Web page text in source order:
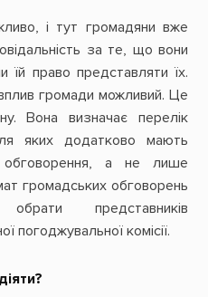
і тут громадяни вже
за те, що вони
їй право представляти їх.
громади можливий. Це
Вона визначає перелік
яких додатково мають
обговорення, а не лише
громадських обговорень
представників
погоджувальної комісії.